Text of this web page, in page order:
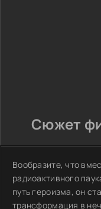
Сюжет
Вообразите, что
радиоактивного
путь героизма, он
трансформация в